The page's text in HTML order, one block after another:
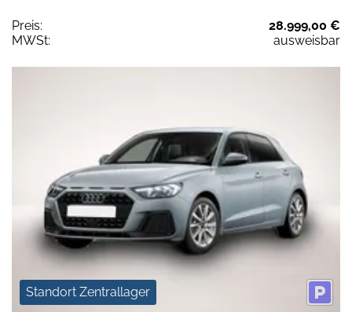
Preis:
28.999,00 €
MWSt:
ausweisbar
Standort Zentrallager